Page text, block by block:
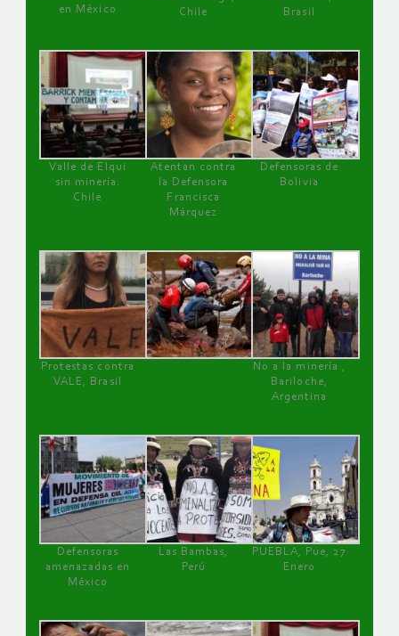
en México
Chile
Brasil
Valle de Elqui
sin minería.
Chile
Atentan contra
la Defensora
Francisca
Márquez
Defensoras de
Bolivia
Protestas contra
VALE, Brasil
No a la minería ,
Bariloche,
Argentina
Defensoras
amenazadas en
México
Las Bambas,
Perú
PUEBLA, Pue, 27
Enero